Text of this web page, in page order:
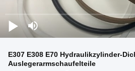
E307 E308 E70 Hydraulikzylinder-
Auslegerarmschaufelteile